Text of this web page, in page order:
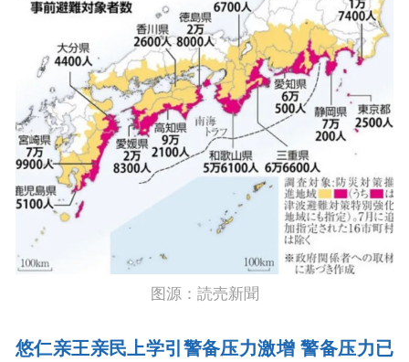
图源：読売新聞
悠仁亲王亲民上学引警备压力激增 警备压力已